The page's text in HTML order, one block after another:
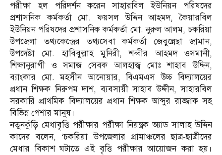
পরীক্ষা হল পরিদর্শন করেন সাহারবিল ইউনিয়ন পরিষদের
প্রশাসনিক কর্মকর্তা মো. ফয়সল উদ্দিন আহমদ, কৈয়ারবিল
ইউনিয়ন পরিষদের প্রশাসনিক কর্মকর্তা মো. নুরুল আলম, চকরিয়া
উপজেলা তথ্যকেন্দ্রের তথ্যসেবা কর্মকর্তা জেবুন্নেছা জামান,
উপদেষ্টা মো. হাবিবুল্লাহ মুনিরী, শব্বীর আহমদ ওসমানী,
শিক্ষানুরাগী ও সমাজ সেবক আলহাজ্ব মোঃ শাহাব উদ্দিন,
ব্যাংকার মো. মহসীন আনোয়ার, বিএমএস উচ্চ বিদ্যালয়ের
প্রধান শিক্ষক নিরুপম দাশ, ব্যবসায়ী সাহাব উদ্দীন, সাহারবিল
সরকারি প্রাথমিক বিদ্যালয়ের প্রধান শিক্ষক আব্দুর রাজ্জাক সহ
বিভিন্ন পেশার মানুষ।
নতুনকুঁড়ি মেধাবৃত্তি পরীক্ষার পরীক্ষা নিয়ন্ত্রক অ্যাড সালাহ উদ্দিন
কাদের বলেন, ‘চকরিয়া উপজেলার গ্রামাঞ্চলের ছাত্র-ছাত্রীদের
মেধার বিকাশ ঘটাতে এই বৃত্তি পরীক্ষার আয়োজন করা হয়।